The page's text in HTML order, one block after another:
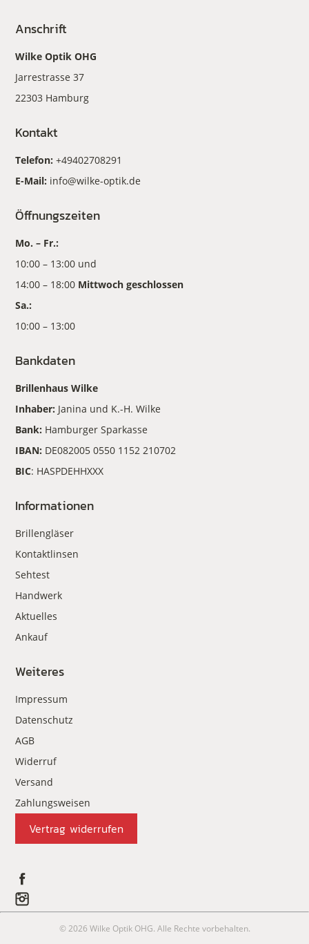
Anschrift
Wilke Optik OHG
Jarrestrasse 37
22303 Hamburg
Kontakt
Telefon:+49402708291
E-Mail: info@wilke-optik.de
Öffnungszeiten
Mo. – Fr.:
10:00 – 13:00 und
14:00 – 18:00 Mittwoch geschlossen
Sa.:
10:00 – 13:00
Bankdaten
Brillenhaus Wilke
Inhaber: Janina und K.-H. Wilke
Bank: Hamburger Sparkasse
IBAN: DE082005 0550 1152 210702
BIC: HASPDEHHXXX
Informationen
Brillengläser
Kontaktlinsen
Sehtest
Handwerk
Aktuelles
Ankauf
Weiteres
Impressum
Datenschutz
AGB
Widerruf
Versand
Zahlungsweisen
Vertrag widerrufen
© 2026 Wilke Optik OHG. Alle Rechte vorbehalten.